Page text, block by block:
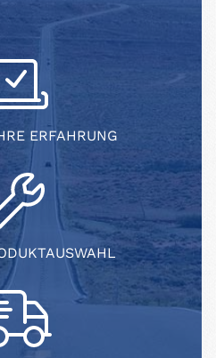
ERFAHRUNG